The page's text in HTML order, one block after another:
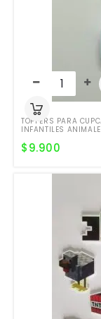
TOPPERS PARA
INFANTILES
$9.900